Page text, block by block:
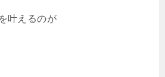
叶えるのが